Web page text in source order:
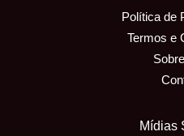
Política de
Termos e
Mídias